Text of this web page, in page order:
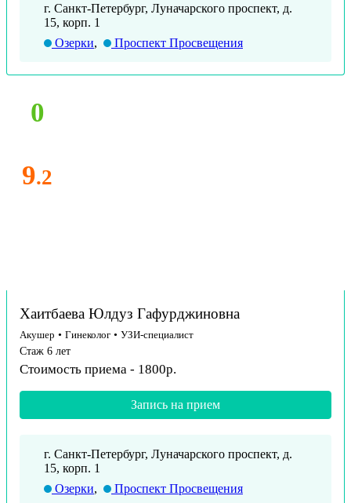
г. Санкт-Петербург, Луначарского проспект, д.
15, корп. 1
Озерки, Проспект Просвещения
0
9.2
Хаитбаева Юлдуз Гафурджиновна
Акушер • Гинеколог • УЗИ-специалист
Стаж 6 лет
Стоимость приема - 1800р.
Запись на прием
г. Санкт-Петербург, Луначарского проспект, д.
15, корп. 1
Озерки, Проспект Просвещения